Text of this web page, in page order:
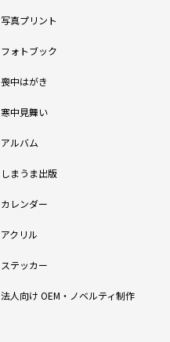
写真プリント
フォトブック
喪中はがき
寒中見舞い
アルバム
しまうま出版
カレンダー
アクリル
ステッカー
法人向け OEM・ノベルティ制作